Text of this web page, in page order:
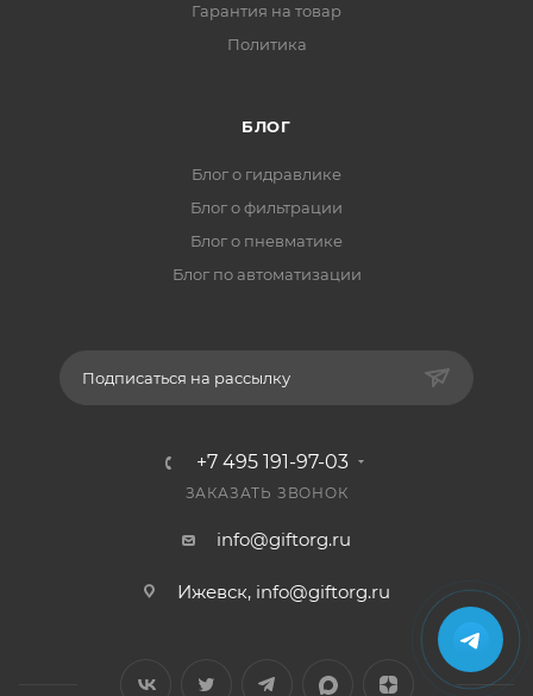
Гарантия на товар
Политика
БЛОГ
Блог о гидравлике
Блог о фильтрации
Блог о пневматике
Блог по автоматизации
Подписаться на рассылку
+7 495 191-97-03
ЗАКАЗАТЬ ЗВОНОК
info@giftorg.ru
Ижевск, info@giftorg.ru